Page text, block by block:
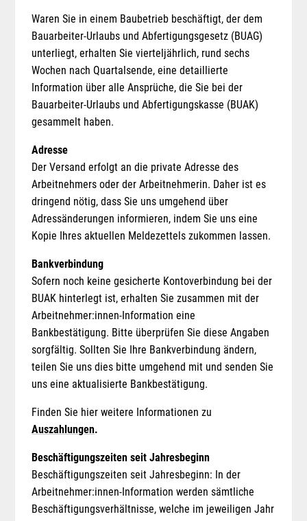
Waren Sie in einem Baubetrieb beschäftigt, der dem
Bauarbeiter-Urlaubs und Abfertigungsgesetz (BUAG)
unterliegt, erhalten Sie vierteljährlich, rund sechs
Wochen nach Quartalsende, eine detaillierte
Information über alle Ansprüche, die Sie bei der
Bauarbeiter-Urlaubs und Abfertigungskasse (BUAK)
gesammelt haben.
Adresse
Der Versand erfolgt an die private Adresse des
Arbeitnehmers oder der Arbeitnehmerin. Daher ist es
dringend nötig, dassSie uns umgehend über
Adressänderungen informieren, indem Sie uns eine
Kopie Ihres aktuellen Meldezettels zukommen lassen.
Bankverbindung
Sofern noch keine gesicherte Kontoverbindung bei der
BUAK hinterlegt ist, erhalten Sie zusammen mit der
Arbeitnehmer:innen-Information eine
Bankbestätigung. Bitte überprüfen Sie diese Angaben
sorgfältig. Sollten Sie Ihre Bankverbindung ändern,
teilen Sie uns dies bitte umgehend mit und senden Sie
uns eine aktualisierte Bankbestätigung.
Finden Sie hier weitere Informationen zu
Auszahlungen.
Beschäftigungszeiten seit Jahresbeginn
Beschäftigungszeiten seit Jahresbeginn: In der
Arbeitnehmer:innen-Information werden sämtliche
Beschäftigungsverhältnisse, welche im jeweiligen Jahr